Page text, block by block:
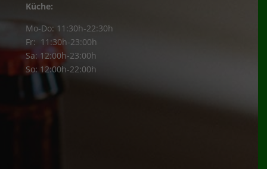
Küche:
Mo-Do: 11:30h-22:30h
Fr: 11:30h-23:00h
Sa: 12:00h-23:00h
So: 12:00h-22:00h